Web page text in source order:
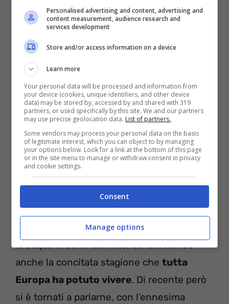
sua corruzione in favore di determinate
decisioni.
L’opinione pubblica generale è rimasta di
sasso, non sapendo inizialmente come
reagire ad una notizia simile. Ma col tempo
le acque si sono calmate, considerando
anche la concitata stagione che tutta
Europa ha potuto vivere. Di recente però
si è tornati a parlarne, con l’ennesima
Personalised advertising and content, advertising and
content measurement, audience research and
services development
Store and/or access information on a device
Learn more
Your personal data will be processed and information from
your device (cookies, unique identifiers, and other device
data) may be stored by, accessed by and shared with 319
partners, or used specifically by this site. We and our partners
may use precise geolocation data. List of partners.
Some vendors may process your personal data on the basis
of legitimate interest, which you can object to by managing
your options below. Look for a link at the bottom of this page
or in the site menu to manage or withdraw consent in privacy
and cookie settings.
Consent
Manage options